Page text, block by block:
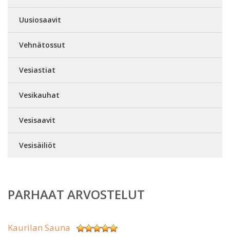
Uusiosaavit
Vehnätossut
Vesiastiat
Vesikauhat
Vesisaavit
Vesisäiliöt
PARHAAT ARVOSTELUT
Kaurilan Sauna